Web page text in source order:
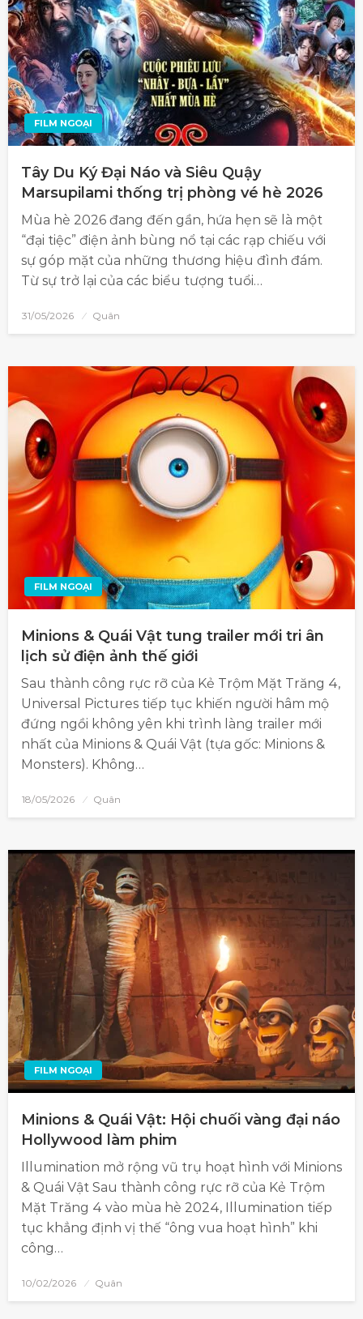
FILM NGOẠI
Tây Du Ký Đại Náo và Siêu Quậy
Marsupilami thống trị phòng vé hè 2026
Mùa hè 2026 đang đến gần, hứa hẹn sẽ là một
“đại tiệc” điện ảnh bùng nổ tại các rạp chiếu với
sự góp mặt của những thương hiệu đình đám.
Từ sự trở lại của các biểu tượng tuổi…
31/05/2026 Quân
FILM NGOẠI
Minions & Quái Vật tung trailer mới tri ân
lịch sử điện ảnh thế giới
Sau thành công rực rỡ của Kẻ Trộm Mặt Trăng 4,
Universal Pictures tiếp tục khiến người hâm mộ
đứng ngồi không yên khi trình làng trailer mới
nhất của Minions & Quái Vật (tựa gốc: Minions &
Monsters). Không…
18/05/2026 Quân
FILM NGOẠI
Minions & Quái Vật: Hội chuối vàng đại náo
Hollywood làm phim
Illumination mở rộng vũ trụ hoạt hình với Minions
& Quái Vật Sau thành công rực rỡ của Kẻ Trộm
Mặt Trăng 4 vào mùa hè 2024, Illumination tiếp
tục khẳng định vị thế “ông vua hoạt hình” khi
công…
10/02/2026 Quân